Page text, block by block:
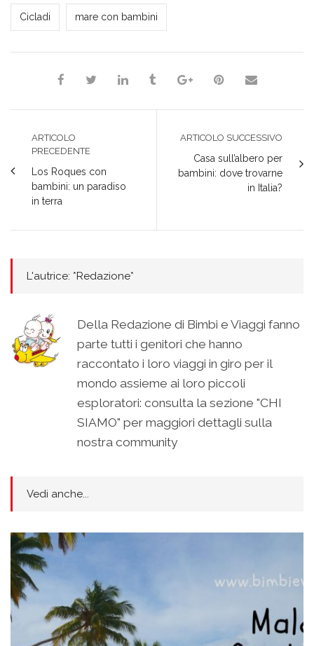
*Redazione*
Cicladi
mare con bambini
ARTICOLO
PRECEDENTE
Los Roques con
bambini: un paradiso
in terra
ARTICOLO SUCCESSIVO
Casa sull’albero per
bambini: dove trovarne
in Italia?
L'autrice: *Redazione*
Della Redazione di Bimbi e Viaggi fanno
parte tutti i genitori che hanno
raccontato i loro viaggi in giro per il
mondo assieme ai loro piccoli
esploratori: consulta la sezione "CHI
SIAMO" per maggiori dettagli sulla
nostra community
Vedi anche...